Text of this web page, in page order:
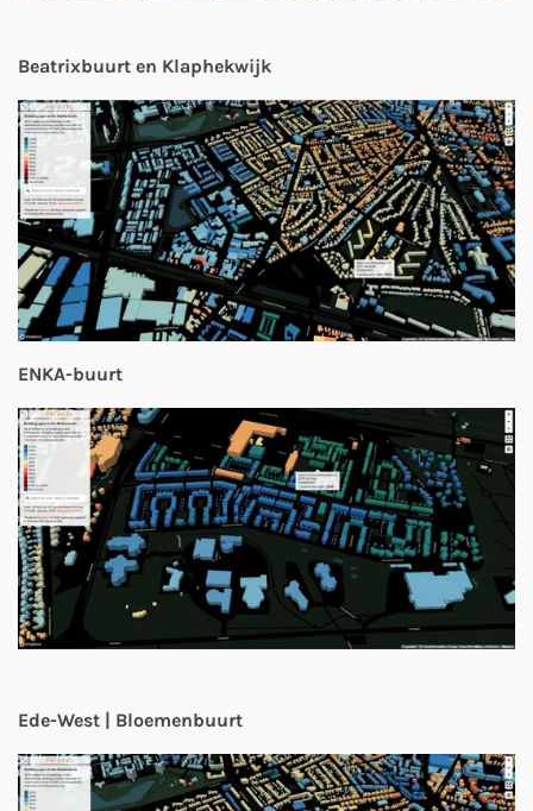
Beatrixbuurt en Klaphekwijk
ENKA-buurt
Ede-West | Bloemenbuurt